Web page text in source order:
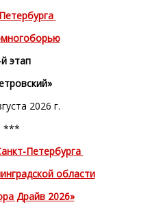
этап
2026 г.
***
Петербурга
области
Драйв 2026»